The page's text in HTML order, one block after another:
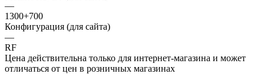
—
1300+700
Конфигурация (для сайта)
—
RF
Цена действительна только для интернет-магазина и может
отличаться от цен в розничных магазинах